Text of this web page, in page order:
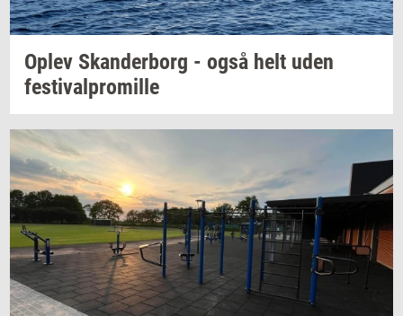
Oplev Skan­der­borg - også helt uden
festi­val­pro­mil­le